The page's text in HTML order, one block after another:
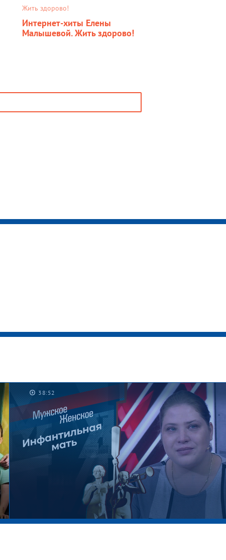
Жить здорово!
Интернет-хиты Елены
Малышевой. Жить здорово!
38:52